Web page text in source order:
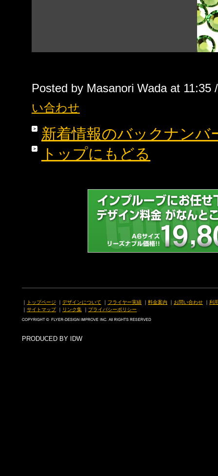
Posted by Masanori Wada at 11:35
い合わせ
新着情報のバックナンバ
トップにもどる
｜ トップページ ｜ デザインについて ｜ フライヤー実績 ｜ 料金案内 ｜ お問い合わせ ｜ 利
｜ サイトマップ｜ リンク集 ｜ プライバシーポリシー
PRODUCED BY IDW